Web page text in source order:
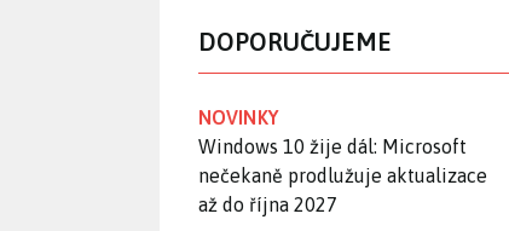
DOPORUČUJEME
NOVINKY
Windows 10 žije dál: Microsoft
nečekaně prodlužuje aktualizace
až do října 2027